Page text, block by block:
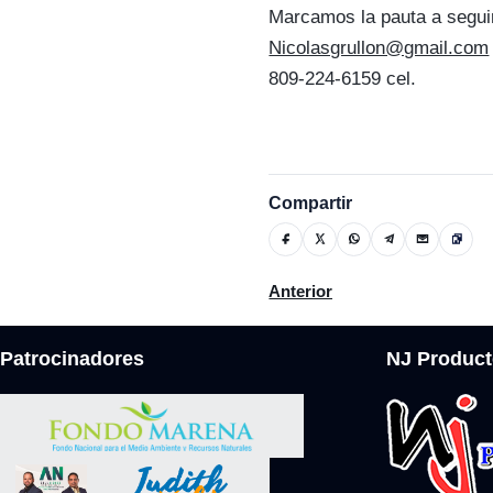
Marcamos la pauta a
Nicolasgrullon@gmail.com
809-224-6159 cel.
Compartir
Artículo anterior:
Anterior
Patrocinadores NJ